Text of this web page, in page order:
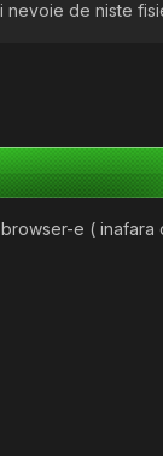
de niste
e (